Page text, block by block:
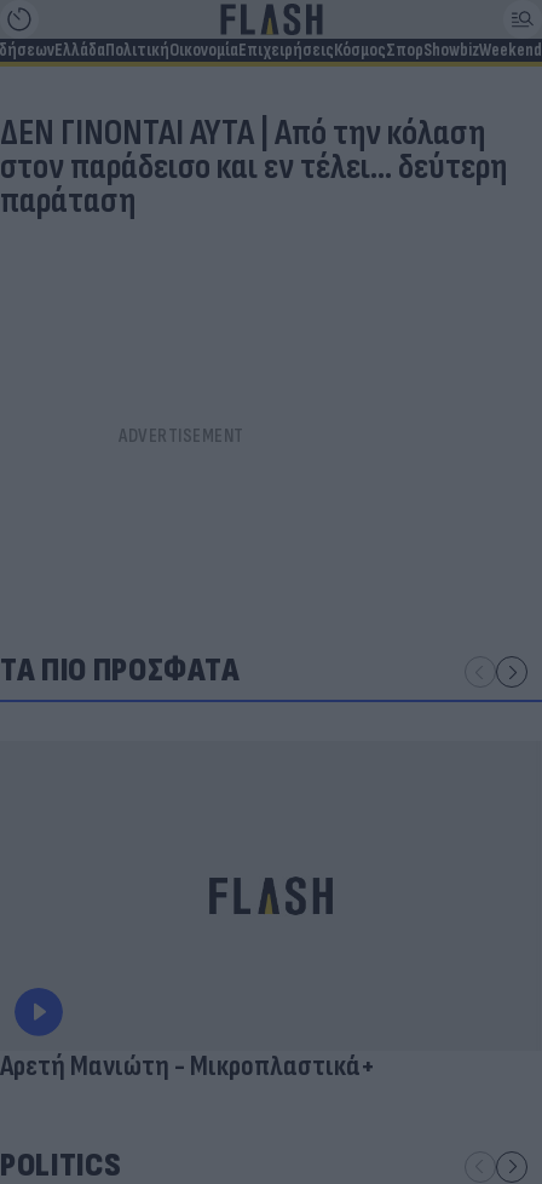
ΕλλάδαΠολιτικήΟικονομίαΕπιχειρήσειςΚόσμοςΣπορShowbizWeekend
ΔΕΝ ΓΙΝΟΝΤΑΙ ΑΥΤΑ | Από την κόλαση
στον παράδεισο και εν τέλει... δεύτερη
παράταση
ΤΑ ΠΙΟ ΠΡΟΣΦΑΤΑ
Αρετή Μανιώτη - Μικροπλαστικά+
POLITICS